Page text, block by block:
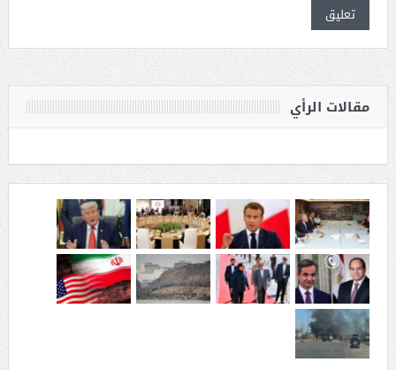
مقالات الرأي